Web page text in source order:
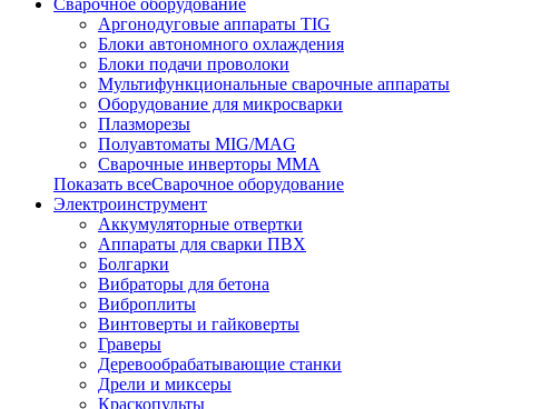
Сварочное оборудование
Аргонодуговые аппараты TIG
Блоки автономного охлаждения
Блоки подачи проволоки
Мультифункциональные сварочные аппараты
Оборудование для микросварки
Плазморезы
Полуавтоматы MIG/MAG
Сварочные инверторы ММА
Показать всеСварочное оборудование
Электроинструмент
Аккумуляторные отвертки
Аппараты для сварки ПВХ
Болгарки
Вибраторы для бетона
Виброплиты
Винтоверты и гайковерты
Граверы
Деревообрабатывающие станки
Дрели и миксеры
Краскопульты